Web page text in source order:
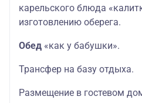
карельского блюда
изготовлению оберега.
Обед «как у бабушки».
Трансфер на базу отдыха.
Размещение в гостевом